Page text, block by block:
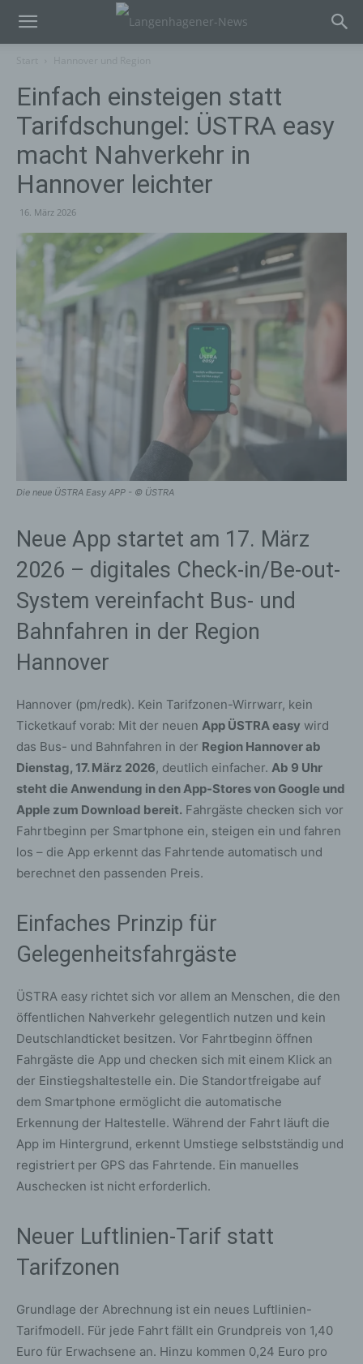
Einfach einsteigen statt
Tarifdschungel: ÜSTRA easy
macht Nahverkehr in
Hannover leichter
16. März 2026
Die neue ÜSTRA Easy APP - © ÜSTRA
Neue App startet am 17. März
2026 – digitales Check-in/Be-out-
System vereinfacht Bus- und
Bahnfahren in der Region
Hannover
Hannover (pm/redk). Kein Tarifzonen-Wirrwarr, kein
Ticketkauf vorab: Mit der neuen App ÜSTRA easy wird
das Bus- und Bahnfahren in der Region Hannover ab
Dienstag, 17. März 2026, deutlich einfacher. Ab 9 Uhr
steht die Anwendung in den App-Stores von Google und
Apple zum Download bereit. Fahrgäste checken sich vor
Fahrtbeginn per Smartphone ein, steigen ein und fahren
los – die App erkennt das Fahrtende automatisch und
berechnet den passenden Preis.
Einfaches Prinzip für
Gelegenheitsfahrgäste
ÜSTRA easy richtet sich vor allem an Menschen, die den
öffentlichen Nahverkehr gelegentlich nutzen und kein
Deutschlandticket besitzen. Vor Fahrtbeginn öffnen
Fahrgäste die App und checken sich mit einem Klick an
der Einstiegshaltestelle ein. Die Standortfreigabe auf
dem Smartphone ermöglicht die automatische
Erkennung der Haltestelle. Während der Fahrt läuft die
App im Hintergrund, erkennt Umstiege selbstständig und
registriert per GPS das Fahrtende. Ein manuelles
Auschecken ist nicht erforderlich.
Neuer Luftlinien-Tarif statt
Tarifzonen
Grundlage der Abrechnung ist ein neues Luftlinien-
Tarifmodell. Für jede Fahrt fällt ein Grundpreis von 1,40
Euro für Erwachsene an. Hinzu kommen 0,24 Euro pro